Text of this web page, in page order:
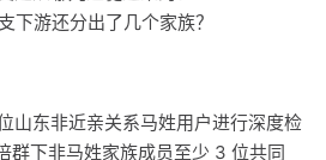
下游还分出了几个家族？
山东非近亲关系马姓用户进行深度检
群下非马姓家族成员至少 3 位共同